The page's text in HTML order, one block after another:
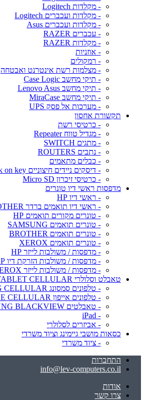
- מקלדות Logitech
- מקלדות ועכברים Logitech
- מקלדות ועכברים Asus
- עכברים RAZER
- מקלדות RAZER
- אוזניות
- רמקולים
- מצלמות רשת אינטרנט ואבטחה
- תיקי מחשב Case Logic
- תיקי מחשב Lenovo Asus
- תיקי מחשב MiraCase
- מערכות אל פסק UPS
תקשורת אחסון
- כרטיסי רשת
- מגדיל טווח Repeater
- מתגים SWITCH
- נתבים ROUTERS
- כבלים מתאמים
- דיסקים ניידים חיצוניים Disk on key
- כרטיסי זיכרון Micro SD
מדפסות ראשי דיו טונרים
- ראשי דיו HP
- ראשי דיו תואמים ברדר BROTHER
- טונרים מקורים תואמים HP
- טונרים תואמים SAMSUNG
- טונרים תואמים BROTHER
- טונרים תואמים XEROX
- מדפסות / משולבות לייזר HP
- מדפסות / משולבות הזרקת דיו HP
- מדפסות / משולבות לייזר XEROX
טאבלט וסלולרי TABLET CELLULAR
- טלפונים סמסונג SAMSUNG CELLULAR
- טלפונים אייפון iPHONE CELLULAR
- טאבלטים TABLET SAMSUNG BLACKVIEW
- iPad
- אביזרים לסלולרי
כסאות מושבי גיימינג וציוד משרדי
- ציוד משרדי
התחברות
info@lev-computers.co.il
אודות
צרו קשר